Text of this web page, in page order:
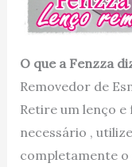
O que a Fenzza
Removedor de
Retire um lenço e
necessário ,
completamente o